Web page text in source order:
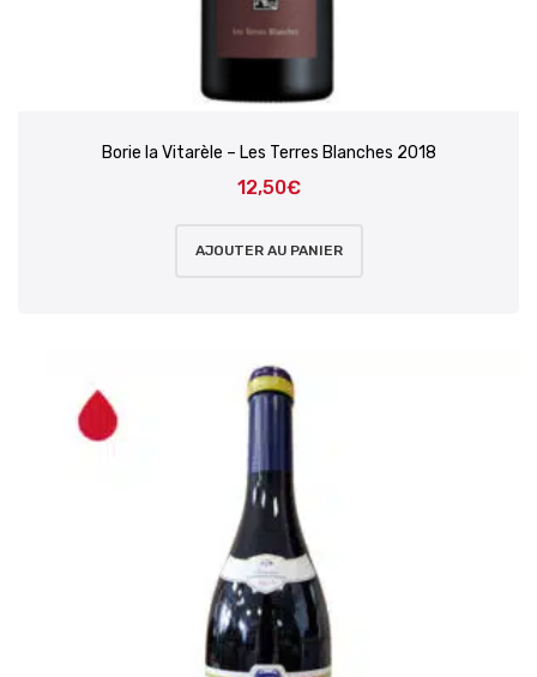
Borie la Vitarèle – Les Terres Blanches 2018
12,50€
AJOUTER AU PANIER